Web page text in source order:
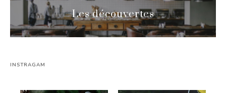
Les découvertes
INSTRAGAM